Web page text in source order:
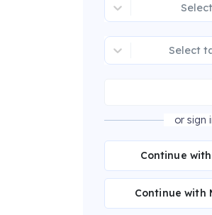
Select
or sign
Continue
Continue with